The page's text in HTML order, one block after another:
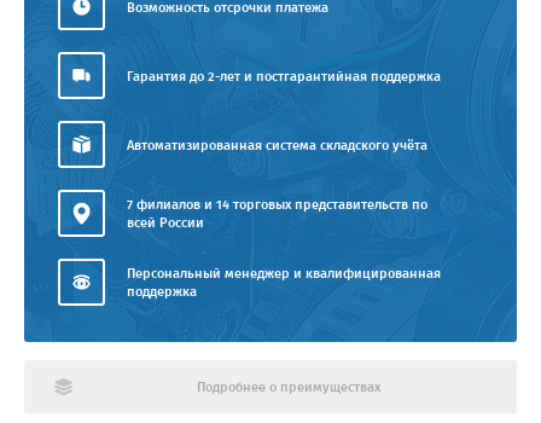
Возможность отсрочки платежа
Гарантия до 2-лет и постгарантийная поддержка
Автоматизированная система складского учёта
7 филиалов и 14 торговых представительств по
всей России
Персональный менеджер и квалифицированная
поддержка
Подробнее о преимуществах